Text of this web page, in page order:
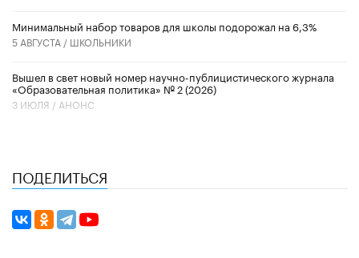
Минимальный набор товаров для школы подорожал на 6,3%
5 АВГУСТА / ШКОЛЬНИКИ
Вышел в свет новый номер научно-публицистического журнала
«Образовательная политика» № 2 (2026)
3 ИЮЛЯ / АНОНС
ПОДЕЛИТЬСЯ